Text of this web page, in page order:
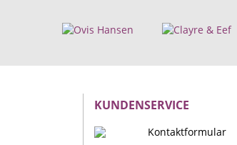
KUNDENSERVICE
Kontaktformular